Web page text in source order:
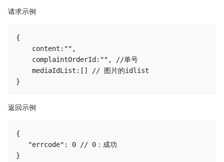
请求示例
{
    content:"",
    complaintOrderId:"", //单号
    mediaIdList:[] // 图片的idlist
返回示例
{
   "errcode": 0 // 0：成功